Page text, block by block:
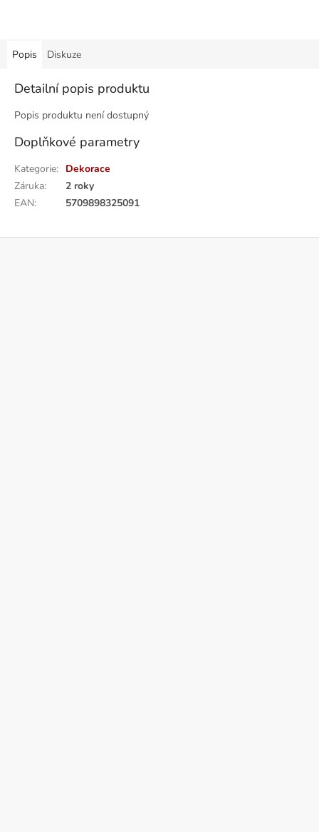
Popis Diskuze
Detailní popis produktu
Popis produktu není dostupný
Doplňkové parametry
Kategorie: Dekorace
Záruka:
2 roky
EAN: 5709898325091
Z